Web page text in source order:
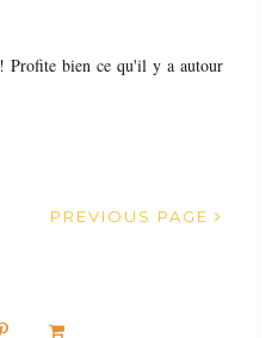
bien ce qu'il y a autour
PREVIOUS PAGE